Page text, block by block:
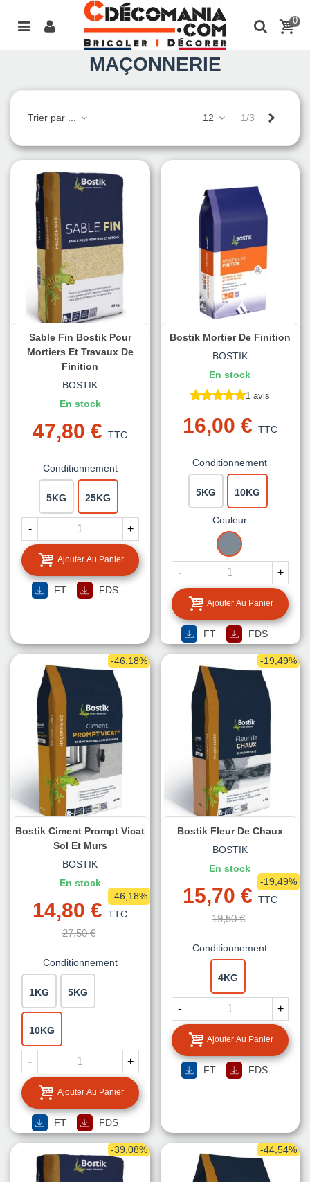
0
MAÇONNERIE
Trier par ... 12 1/3
Sable Fin Bostik Pour
Mortiers Et Travaux De
Finition
BOSTIK
En stock
47,80 € TTC
Conditionnement
5KG 25KG
- +
Ajouter Au Panier
FT FDS
Bostik Mortier De Finition
BOSTIK
En stock
1 avis
16,00 € TTC
Conditionnement
5KG 10KG
Couleur
GRIS
- +
Ajouter Au Panier
FT FDS
-46,18%
Bostik Ciment Prompt Vicat
Sol Et Murs
BOSTIK
En stock
14,80 € TTC
27,50 €
-46,18%
Conditionnement
1KG 5KG
10KG
- +
Ajouter Au Panier
FT FDS
-19,49%
Bostik Fleur De Chaux
BOSTIK
En stock
15,70 € TTC
19,50 €
-19,49%
Conditionnement
4KG
- +
Ajouter Au Panier
FT FDS
-39,08% -44,54%